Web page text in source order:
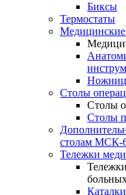
Биксы
Термостаты
Столы
Столы
Столы
столам МСК-
Тележки